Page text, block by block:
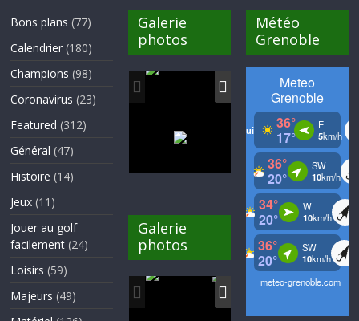
Bons plans (77)
Calendrier (180)
Champions (98)
Coronavirus (23)
Featured (312)
Général (47)
Histoire (14)
Jeux (11)
Jouer au golf
facilement (24)
Loisirs (59)
Majeurs (49)
Galerie
photos
Galerie
photos
Météo
Grenoble